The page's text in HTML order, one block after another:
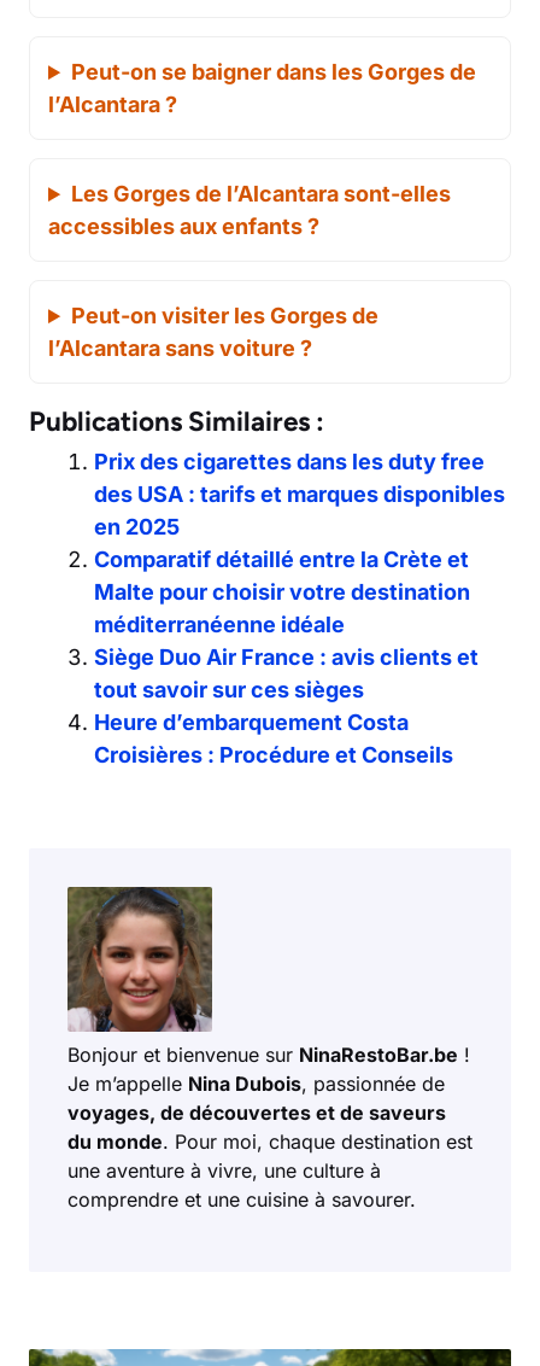
Peut-on se baigner dans les Gorges de
l’Alcantara ?
Les Gorges de l’Alcantara sont-elles
accessibles aux enfants ?
Peut-on visiter les Gorges de
l’Alcantara sans voiture ?
Publications Similaires :
Prix des cigarettes dans les duty free
des USA : tarifs et marques disponibles
en 2025
Comparatif détaillé entre la Crète et
Malte pour choisir votre destination
méditerranéenne idéale
Siège Duo Air France : avis clients et
tout savoir sur ces sièges
Heure d’embarquement Costa
Croisières : Procédure et Conseils
Bonjour et bienvenue sur NinaRestoBar.be !
Je m’appelle Nina Dubois, passionnée de
voyages, de découvertes et de saveurs
du monde. Pour moi, chaque destination est
une aventure à vivre, une culture à
comprendre et une cuisine à savourer.